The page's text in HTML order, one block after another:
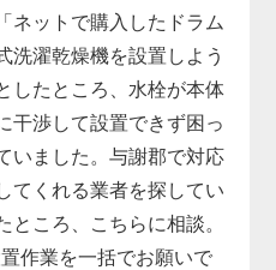
「ネットで購入したドラム
洗濯乾燥機を設置しよう
したところ、水栓が本体
干渉して設置できず困っ
いました。与謝郡で対応
てくれる業者を探してい
ところ、こちらに相談。
作業を一括でお願いで